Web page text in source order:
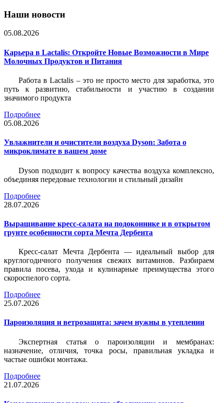
Наши новости
05.08.2026
Карьера в Lactalis: Откройте Новые Возможности в Мире
Молочных Продуктов и Питания
Работа в Lactalis – это не просто место для заработка, это
путь к развитию, стабильности и участию в создании
значимого продукта
Подробнее
05.08.2026
Увлажнители и очистители воздуха Dyson: Забота о
микроклимате в вашем доме
Dyson подходит к вопросу качества воздуха комплексно,
объединяя передовые технологии и стильный дизайн
Подробнее
28.07.2026
Выращивание кресс-салата на подоконнике и в открытом
грунте особенности сорта Мечта Дербента
Кресс-салат Мечта Дербента — идеальный выбор для
круглогодичного получения свежих витаминов. Разбираем
правила посева, ухода и кулинарные преимущества этого
скороспелого сорта.
Подробнее
25.07.2026
Пароизоляция и ветрозащита: зачем нужны в утеплении
Экспертная статья о пароизоляции и мембранах:
назначение, отличия, точка росы, правильная укладка и
частые ошибки монтажа.
Подробнее
21.07.2026